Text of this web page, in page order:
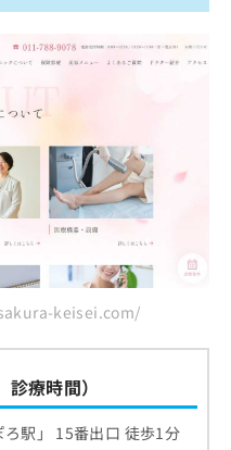
keisei.com/
療時間）
駅」 15番出口 徒歩1分